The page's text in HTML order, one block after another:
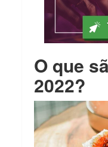
O que
2022?